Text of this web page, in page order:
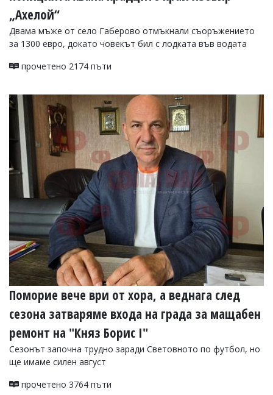
„Ахелой“
Двама мъже от село Габерово отмъкнали съоръжението
за 1300 евро, докато човекът бил с лодката във водата
прочетено 2174 пъти
Поморие вече ври от хора, а веднага след
сезона затваряме входа на града за мащабен
ремонт на "Княз Борис I"
Сезонът започна трудно заради Световното по футбол, но
ще имаме силен август
прочетено 3764 пъти